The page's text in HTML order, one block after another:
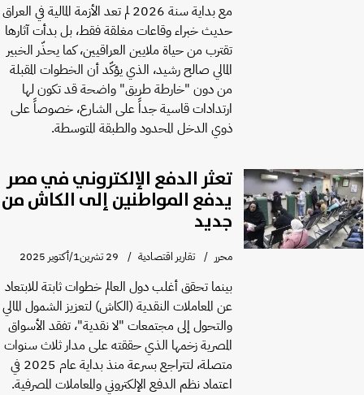
مع بداية سنة 2026 لم تعد الأزمة المالية في العراق
حديث خبراء وقاعات مغلقة فقط، بل بدأت آثارها
تقترب من حياة ملايين العراقيين، كما يحذّر الخبير
المالي صالح رشيد، الذي يؤكّد أن الخطوات المقبلة
من دون "خارطة طريق" واضحة قد تكون لها
ارتدادات قاسية جداً على الشارع، خصوصاً على
ذوي الدخل المحدود والطبقة المتوسطة.
تعثر الدفع الإلكتروني في مصر
يدفع المواطنين إلى الكاش من
جديد
محرر تقارير اقتصادية 29 تشرين1/أكتوير 2025
بينما تحقق أغلب دول العالم خطوات ثابتة للابتعاد
عن المعاملات النقدية (الكاش) لتعزيز الشمول المالي
والتحول إلى مجتمعات "لا نقدية"، تفقد الأسواق
المصرية زخمها الذي حققته على مدار ثلاث سنوات
متصلة، لتتراجع بسرعة منذ بداية عام 2025 في
اعتماد نظم الدفع الإلكتروني والمعاملات المصرفية.